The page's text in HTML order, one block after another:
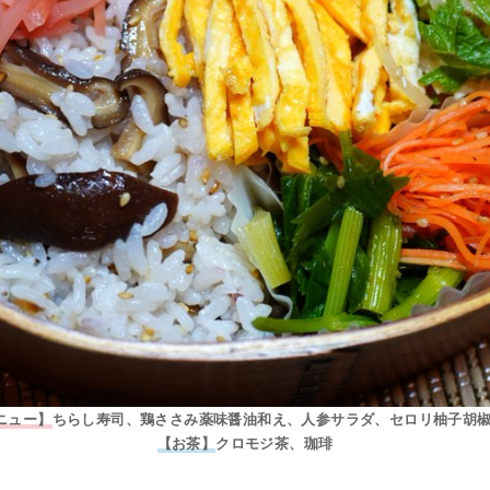
ー】 ちらし寿司、鶏ささみ薬味醤油和え、人参サラダ、セロリ柚子胡
【お茶】 クロモジ茶、珈琲